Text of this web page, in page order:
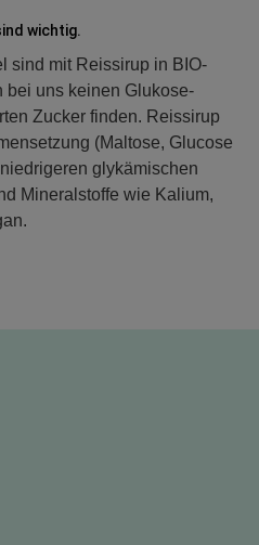
wichtig.
sind mit Reissirup in BIO-
bei uns keinen Glukose-
Zucker finden. Reissirup
(Maltose, Glucose
glykämischen
Mineralstoffe wie Kalium,